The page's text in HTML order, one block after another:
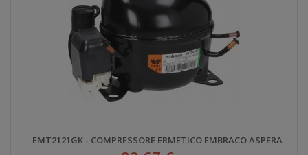
EMT2121GK - COMPRESSORE ERMETICO EMBRACO ASPERA